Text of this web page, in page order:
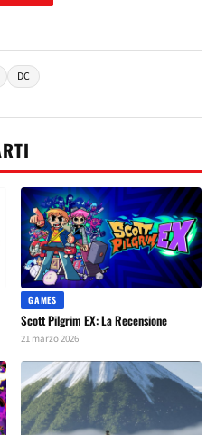
DC
GAMES
Scott Pilgrim EX: La Recensione
21 marzo 2026